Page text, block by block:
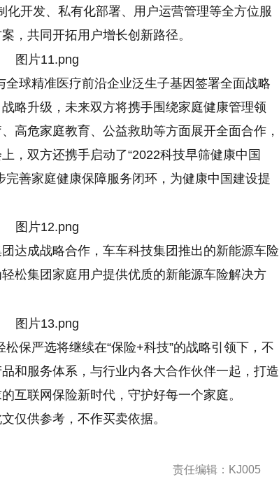
开发、私有化部署、用户运营管理等全方位服
，共同开拓用户增长创新路径。
球精准医疗前沿企业泛生子基因签署全面战略
略升级，未来双方将携手围绕家庭健康管理领
高危家庭教育、公益救助等方面展开全面合作，
，双方还携手启动了“2022科技早筛健康中国
完善家庭健康保障服务闭环，为健康中国建设提
达成战略合作，车车科技集团推出的新能源车险
松集团家庭用户提供优质的新能源车险解决方
松保严选将继续在“保险+科技”的战略引领下，不
和服务体系，与行业内各大合作伙伴一起，打造
互联网保险新时代 ，守护好每一个家庭。
仅供参考，不作买卖依据。
责任编辑：KJ005